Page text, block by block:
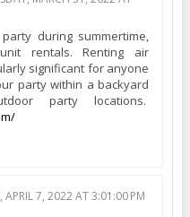
during summertime,
rentals. Renting air
significant for anyone
party within a backyard
party locations.
APRIL 7, 2022 AT 3:01:00 PM